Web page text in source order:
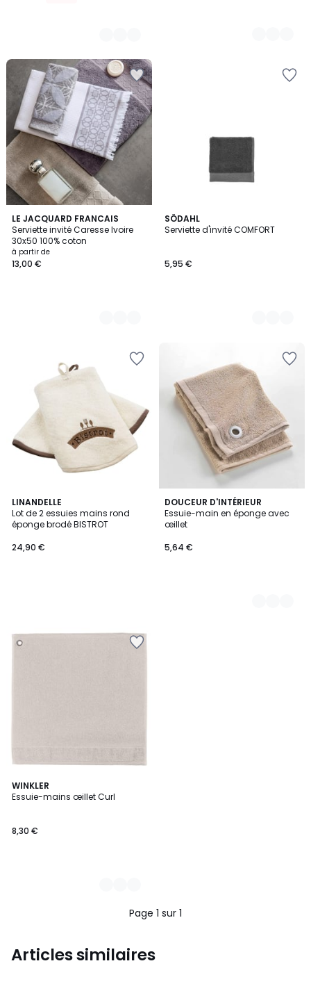
de
10,00
€
40%
de
réduction
appliquée.
LE JACQUARD FRANCAIS
Serviette invité Caresse Ivoire
30x50 100% coton
à partir de
13,00 €
10
Couleurs
SÖDAHL
Serviette d'invité COMFORT
5,95 €
7
Couleurs
LINANDELLE
Lot de 2 essuies mains rond
éponge brodé BISTROT
24,90 €
DOUCEUR D'INTÉRIEUR
Essuie-main en éponge avec
œillet
5,64 €
2
Couleurs
WINKLER
Essuie-mains œillet Curl
8,30 €
22
Couleurs
Page 1 sur 1
Articles similaires